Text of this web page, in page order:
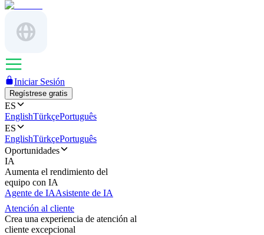
Iniciar Sesión
Regístrese gratis
ES
EnglishTürkçePortuguês
ES
EnglishTürkçePortuguês
Oportunidades
IA
Aumenta el rendimiento del
equipo con IA
Agente de IAAsistente de IA
Atención al cliente
Crea una experiencia de atención al
cliente excepcional